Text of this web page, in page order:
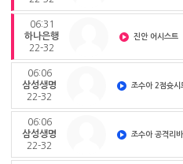
06:31
하나은행
22-32
진안 어시스트
06:06
삼성생명
22-32
조수아 2점슛시
06:06
삼성생명
22-32
조수아 공격리